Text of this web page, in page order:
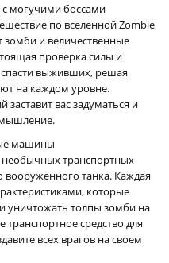
с могучими боссами
по вселенной Zombie
зомби и величественные
проверка силы и
выживших, решая
на каждом уровне.
вас задуматься и
мышление.
машины
транспортных
вооруженного танка. Каждая
которые
уничтожать толпы зомби на
средство для
всех врагов на своем